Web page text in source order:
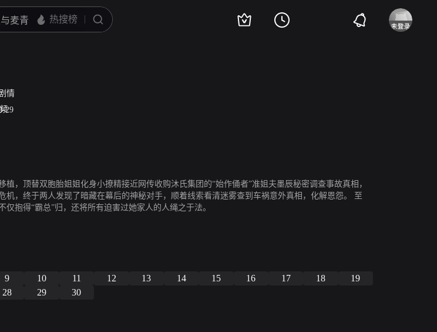
情
29
顶替双胞胎姐姐化身小撩精接近网传收购沐氏集团的“始作俑者”准姐夫墨辰秘密调查事故真相，
，终于两人发现了暗藏在幕后的神秘对手，顺着线索看清迷雾查到车祸意外真相，化解恩怨。 至
抱得“霸总”归，还将所有迫害过她家人的人绳之于法。
9 10 11 12 13 14 15 16 17 18
19
28 29 30